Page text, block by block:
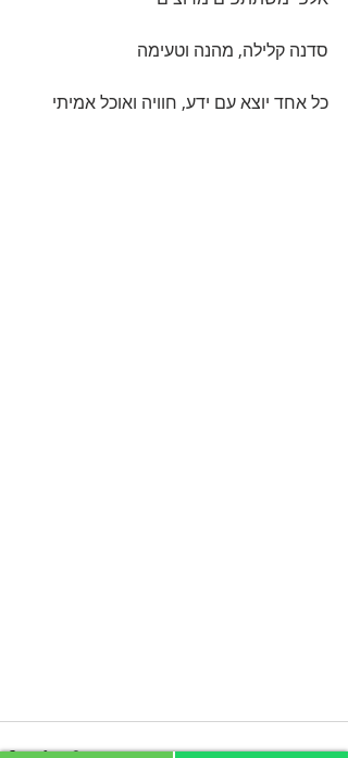
סדנה קלילה, מהנה וטעימה
כל אחד יוצא עם ידע, חוויה ואוכל אמיתי